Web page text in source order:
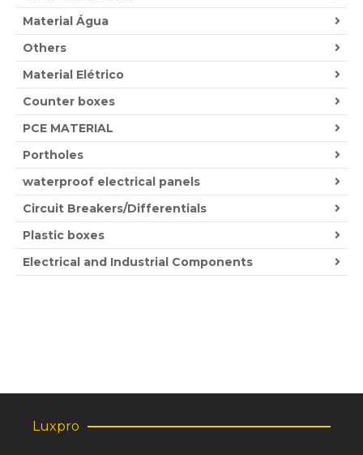
Material Água
Others
Material Elétrico
Counter boxes
PCE MATERIAL
Portholes
waterproof electrical panels
Circuit Breakers/Differentials
Plastic boxes
Electrical and Industrial Components
Luxpro